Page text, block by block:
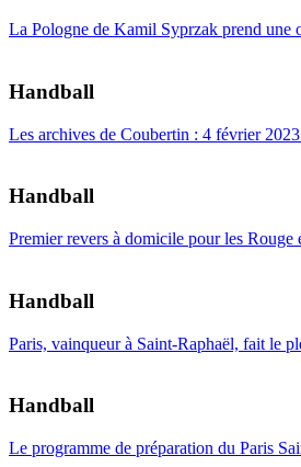
La Pologne de Kamil Syprzak prend une
Handball
Les archives de Coubertin : 4 février
Handball
Premier revers à domicile pour les Rouge
Handball
Paris, vainqueur à Saint-Raphaël, fait le
Handball
Le programme de préparation du Paris